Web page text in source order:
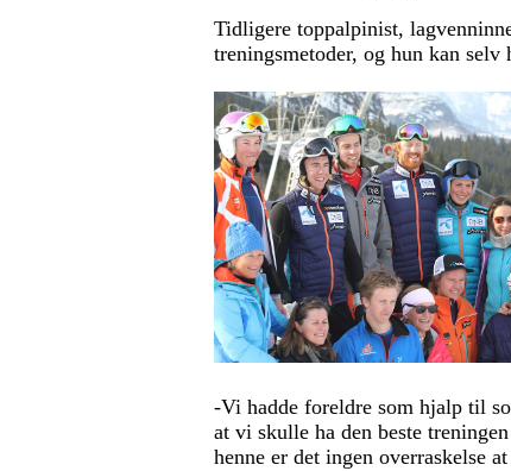
Tidligere toppalpinist,
treningsmetoder, og hun kan
-Vi hadde foreldre som hjalp til
at vi skulle ha den beste
henne er det ingen overraskelse